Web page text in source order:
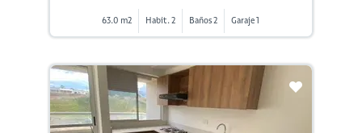
63.0 m2 Habit. 2 Baños 2 Garaje 1